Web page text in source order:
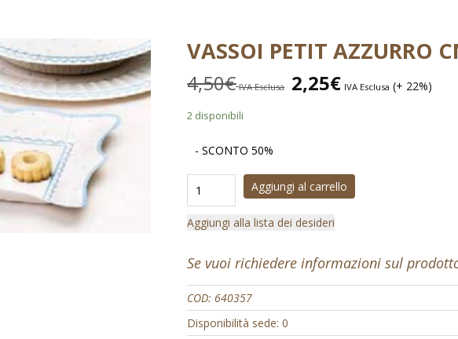
VASSOI PETIT AZZURRO
4,50€ IVA Esclusa 2,25€ IVA Esclusa (+ 22%)
2 disponibili
- SCONTO 50%
Aggiungi al carrello
Aggiungi alla lista dei desideri
Se vuoi richiedere informazioni sul
COD: 640357
Disponibilità sede: 0